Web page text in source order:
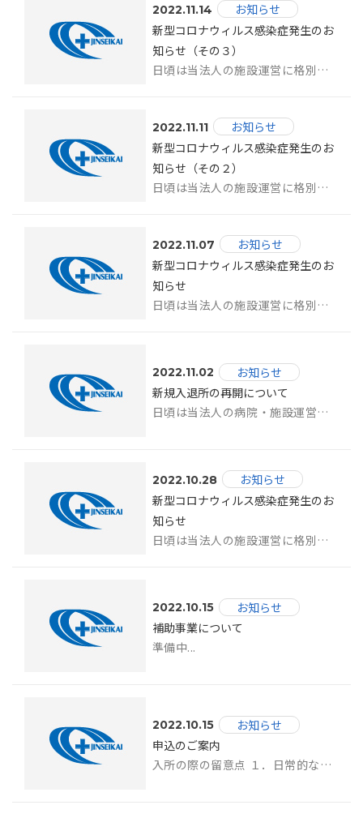
2022.11.14
お知らせ
新型コロナウィルス感染症発生のお
知らせ（その３）
日頃は当法人の施設運営に格別のご理解とご協力を賜り、厚く御礼申し上げます。 こ...
2022.11.11
お知らせ
新型コロナウィルス感染症発生のお
知らせ（その２）
日頃は当法人の施設運営に格別のご理解とご協力を賜り、厚く御礼申し上げます。 こ...
2022.11.07
お知らせ
新型コロナウィルス感染症発生のお
知らせ
日頃は当法人の施設運営に格別のご理解とご協力を賜り、厚く御礼申し上げます。 こ...
2022.11.02
お知らせ
新規入退所の再開について
日頃は当法人の病院・施設運営に格別のご理解とご協力を賜り、厚く御礼申し上げます。...
2022.10.28
お知らせ
新型コロナウィルス感染症発生のお
知らせ
日頃は当法人の施設運営に格別のご理解とご協力を賜り、厚く御礼申し上げます。 こ...
2022.10.15
お知らせ
補助事業について
準備中...
2022.10.15
お知らせ
申込のご案内
入所の際の留意点 １．日常的な医療について ●入所者に必要な日常的な医療につ...